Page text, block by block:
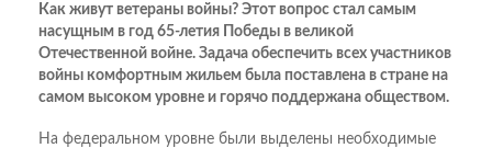
Как живут ветераны войны? Этот вопрос стал самым
насущным в год 65-летия Победы в великой
Отечественной войне. Задача обеспечить всех участников
войны комфортным жильем была поставлена в стране на
самом высоком уровне и горячо поддержана обществом.
На федеральном уровне были выделены необходимые